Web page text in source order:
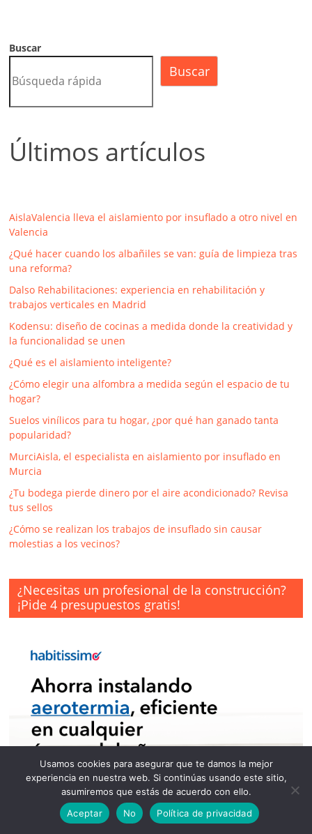
Buscar
Buscar
Últimos artículos
AislaValencia lleva el aislamiento por insuflado a otro nivel en
Valencia
¿Qué hacer cuando los albañiles se van: guía de limpieza tras
una reforma?
Dalso Rehabilitaciones: experiencia en rehabilitación y
trabajos verticales en Madrid
Kodensu: diseño de cocinas a medida donde la creatividad y
la funcionalidad se unen
¿Qué es el aislamiento inteligente?
¿Cómo elegir una alfombra a medida según el espacio de tu
hogar?
Suelos vinílicos para tu hogar, ¿por qué han ganado tanta
popularidad?
MurciAisla, el especialista en aislamiento por insuflado en
Murcia
¿Tu bodega pierde dinero por el aire acondicionado? Revisa
tus sellos
¿Cómo se realizan los trabajos de insuflado sin causar
molestias a los vecinos?
¿Necesitas un profesional de la construcción?
¡Pide 4 presupuestos gratis!
Usamos cookies para asegurar que te damos la mejor
experiencia en nuestra web. Si continúas usando este sitio,
asumiremos que estás de acuerdo con ello.
Aceptar
No Política de privacidad